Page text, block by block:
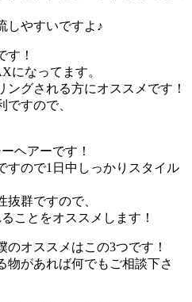
しやすいですよ♪
す！
になってます。
グされる方にオススメです！
ですので、
ヘアーです！
すので1日中しっかりスタイル
抜群ですので、
ことをオススメします！
のオススメはこの3つです！
物があれば何でもご相談下さ